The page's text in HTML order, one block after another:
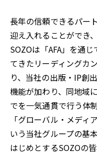
長年の信頼できるパー
迎え入れることができ
SOZOは「AFA」を通
てきたリーディングカ
り、当社の出版・IP創
機能が加わり、同地域
でを一気通貫で行う体
「グローバル・メデ
いう当社グループの基
はじめとするSOZOの